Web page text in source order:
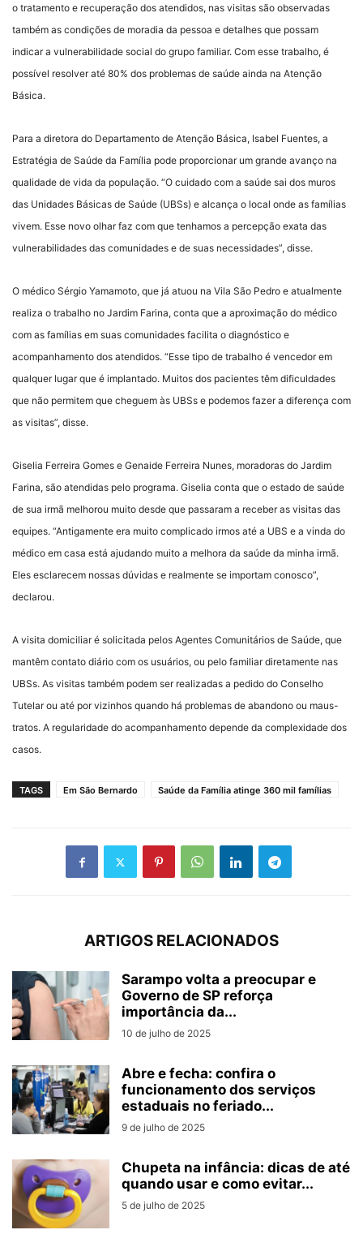
o tratamento e recuperação dos atendidos, nas visitas são observadas
também as condições de moradia da pessoa e detalhes que possam
indicar a vulnerabilidade social do grupo familiar. Com esse trabalho, é
possível resolver até 80% dos problemas de saúde ainda na Atenção
Básica.
Para a diretora do Departamento de Atenção Básica, Isabel Fuentes, a
Estratégia de Saúde da Família pode proporcionar um grande avanço na
qualidade de vida da população. “O cuidado com a saúde sai dos muros
das Unidades Básicas de Saúde (UBSs) e alcança o local onde as famílias
vivem. Esse novo olhar faz com que tenhamos a percepção exata das
vulnerabilidades das comunidades e de suas necessidades”, disse.
O médico Sérgio Yamamoto, que já atuou na Vila São Pedro e atualmente
realiza o trabalho no Jardim Farina, conta que a aproximação do médico
com as famílias em suas comunidades facilita o diagnóstico e
acompanhamento dos atendidos. “Esse tipo de trabalho é vencedor em
qualquer lugar que é implantado. Muitos dos pacientes têm dificuldades
que não permitem que cheguem às UBSs e podemos fazer a diferença com
as visitas”, disse.
Giselia Ferreira Gomes e Genaide Ferreira Nunes, moradoras do Jardim
Farina, são atendidas pelo programa. Giselia conta que o estado de saúde
de sua irmã melhorou muito desde que passaram a receber as visitas das
equipes. “Antigamente era muito complicado irmos até a UBS e a vinda do
médico em casa está ajudando muito a melhora da saúde da minha irmã.
Eles esclarecem nossas dúvidas e realmente se importam conosco”,
declarou.
A visita domiciliar é solicitada pelos Agentes Comunitários de Saúde, que
mantêm contato diário com os usuários, ou pelo familiar diretamente nas
UBSs. As visitas também podem ser realizadas a pedido do Conselho
Tutelar ou até por vizinhos quando há problemas de abandono ou maus-
tratos. A regularidade do acompanhamento depende da complexidade dos
casos.
TAGS Em São Bernardo Saúde da Família atinge 360 mil famílias
ARTIGOS RELACIONADOS
Sarampo volta a preocupar e
Governo de SP reforça
importância da...
10 de julho de 2025
Abre e fecha: confira o
funcionamento dos serviços
estaduais no feriado...
9 de julho de 2025
Chupeta na infância: dicas de até
quando usar e como evitar...
5 de julho de 2025